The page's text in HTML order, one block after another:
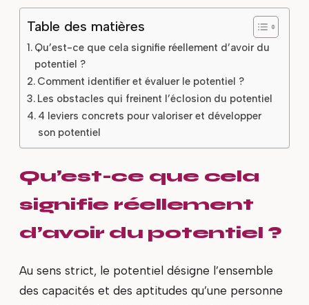
Table des matières
Qu’est-ce que cela signifie réellement d’avoir du
potentiel ?
Comment identifier et évaluer le potentiel ?
Les obstacles qui freinent l’éclosion du potentiel
4 leviers concrets pour valoriser et développer
son potentiel
Qu’est-ce que cela
signifie réellement
d’avoir du potentiel ?
Au sens strict, le potentiel désigne l’ensemble
des capacités et des aptitudes qu’une personne